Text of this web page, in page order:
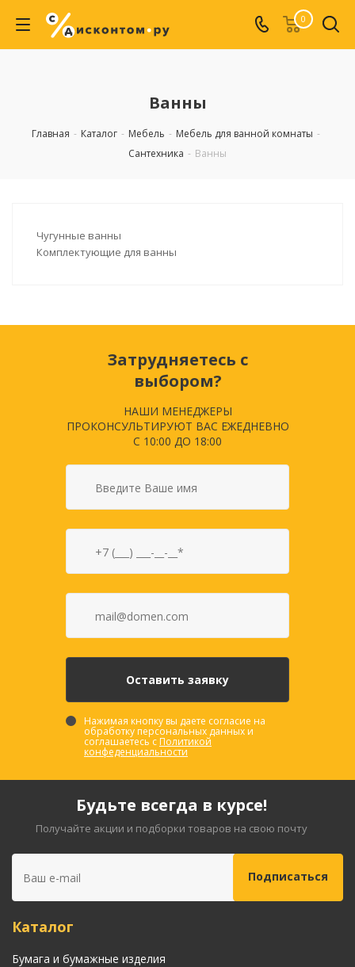
0
Ванны
Главная - Каталог - Мебель - Мебель для ванной комнаты -
Сантехника - Ванны
Чугунные ванны
Комплектующие для ванны
Затрудняетесь с
выбором?
НАШИ МЕНЕДЖЕРЫ
ПРОКОНСУЛЬТИРУЮТ ВАС ЕЖЕДНЕВНО
С 10:00 ДО 18:00
Нажимая кнопку вы даете согласие на
обработку персональных данных и
соглашаетесь с Политикой
конфеденциальности
Будьте всегда в курсе!
Получайте акции и подборки товаров на свою почту
Каталог
Бумага и бумажные изделия